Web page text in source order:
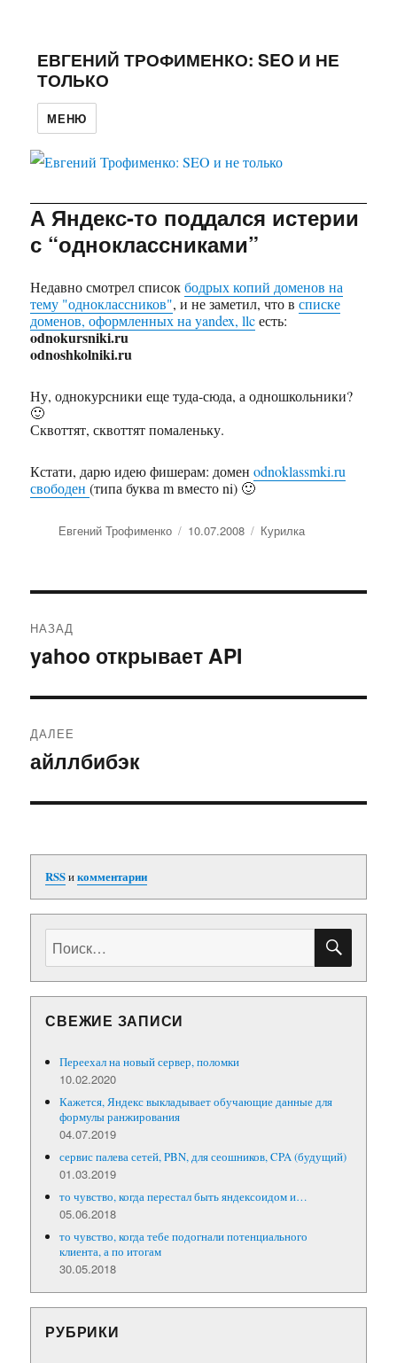
ЕВГЕНИЙ ТРОФИМЕНКО: SEO И НЕ
ТОЛЬКО
МЕНЮ
А Яндекс-то поддался истерии
с “одноклассниками”
Недавно смотрел списокбодрых копий доменов на
тему "одноклассников", и не заметил, что всписке
доменов, оформленных на yandex, llcесть:
odnokursniki.ru
odnoshkolniki.ru
Ну, однокурсники еще туда-сюда, а одношкольники?
🙂
Сквоттят, сквоттят помаленьку.
Кстати, дарю идею фишерам: доменodnoklassmki.ru
свободен(типа буква m вместо ni) 🙂
Автор
Евгений Трофименко Опубликовано
10.07.2008 Рубрики
Курилка
по
НАЗАД
Предыдущая
yahoo открывает API
ДАЛЕЕ
Следующая
айллбибэк
RSSикомментарии
СВЕЖИЕ ЗАПИСИ
Переехал на новый сервер, поломки
10.02.2020
Кажется, Яндекс выкладывает обучающие данные для
формулы ранжирования
04.07.2019
сервис палева сетей, PBN, для сеошников, CPA (будущий)
01.03.2019
то чувство, когда перестал быть яндексоидом и…
05.06.2018
то чувство, когда тебе подогнали потенциального
клиента, а по итогам
30.05.2018
РУБРИКИ